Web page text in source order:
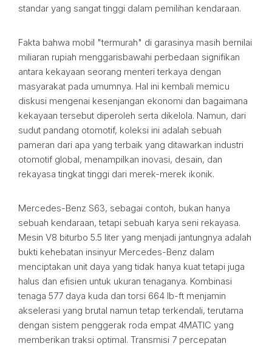
standar yang sangat tinggi dalam pemilihan kendaraan.
Fakta bahwa mobil "termurah" di garasinya masih bernilai
miliaran rupiah menggarisbawahi perbedaan signifikan
antara kekayaan seorang menteri terkaya dengan
masyarakat pada umumnya. Hal ini kembali memicu
diskusi mengenai kesenjangan ekonomi dan bagaimana
kekayaan tersebut diperoleh serta dikelola. Namun, dari
sudut pandang otomotif, koleksi ini adalah sebuah
pameran dari apa yang terbaik yang ditawarkan industri
otomotif global, menampilkan inovasi, desain, dan
rekayasa tingkat tinggi dari merek-merek ikonik.
Mercedes-Benz S63, sebagai contoh, bukan hanya
sebuah kendaraan, tetapi sebuah karya seni rekayasa.
Mesin V8 biturbo 5.5 liter yang menjadi jantungnya adalah
bukti kehebatan insinyur Mercedes-Benz dalam
menciptakan unit daya yang tidak hanya kuat tetapi juga
halus dan efisien untuk ukuran tenaganya. Kombinasi
tenaga 577 daya kuda dan torsi 664 lb-ft menjamin
akselerasi yang brutal namun tetap terkendali, terutama
dengan sistem penggerak roda empat 4MATIC yang
memberikan traksi optimal. Transmisi 7 percepatan